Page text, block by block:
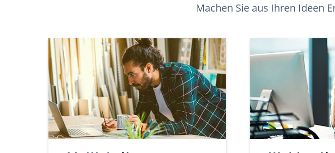
Machen Sie aus Ihren Ideen